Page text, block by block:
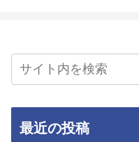
最近の投稿